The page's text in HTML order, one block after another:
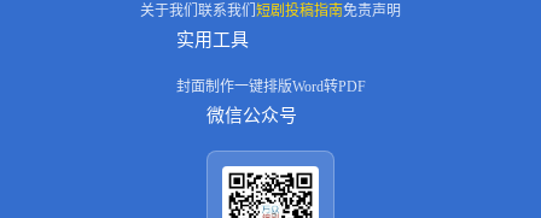
关于我们 联系我们 短剧投稿指南免责声明
实用工具
封面制作一键排版Word转PDF
微信公众号